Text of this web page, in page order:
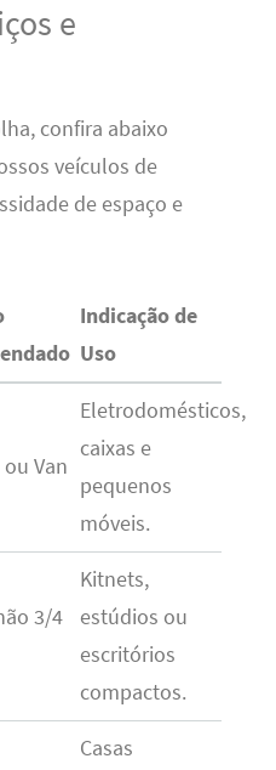
e
confira abaixo
veículos de
de espaço e
Indicação de
Uso
Van
Eletrodomésticos,
caixas e
pequenos
móveis.
3/4
Kitnets,
estúdios ou
escritórios
compactos.
Casas